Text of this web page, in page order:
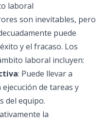
laboral
son inevitables, pero
puede
y el fracaso. Los
laboral incluyen:
: Puede llevar a
de tareas y
del equipo.
la